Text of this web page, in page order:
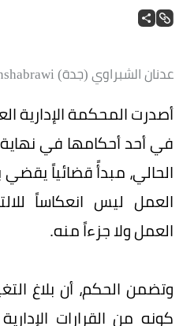
منال الحارثي
عدنان الشبراوي (جدة) Adnanshabrawi@
أصدرت المحكمة الإدارية
في أحد أحكامها في نهاية
الحالي، مبدأً قضائياً
العمل ليس انعكاساً
العمل ولا جزءاً منه.
وتضمن الحكم، أن بلاغ
كونه من القرارات